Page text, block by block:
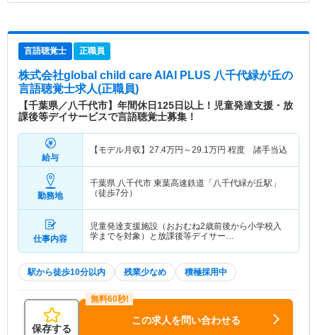
言語聴覚士 正職員
株式会社global child care AIAI PLUS 八千代緑が丘の
言語聴覚士求人(正職員)
【千葉県／八千代市】年間休日125日以上！児童発達支援・放
課後等デイサービスで言語聴覚士募集！
給与
【モデル月収】 27.4万円～29.1万円 程度 諸手当込
勤務地
千葉県 八千代市 東葉高速鉄道「八千代緑が丘駅」
（徒歩7分）
仕事内容
児童発達支援施設（おおむね2歳前後から小学校入
学までを対象）と放課後等デイサー…
駅から徒歩10分以内 残業少なめ 積極採用中
保存する
この求人を問い合わせる